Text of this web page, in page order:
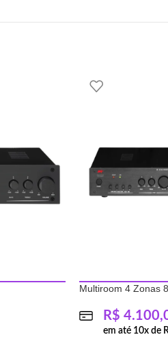
Multiroom 4 Zonas
R$
em até 10x de